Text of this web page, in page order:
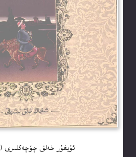
ئۇيغۇر خەلق چۆچەكلىرى (19-قىسىم)